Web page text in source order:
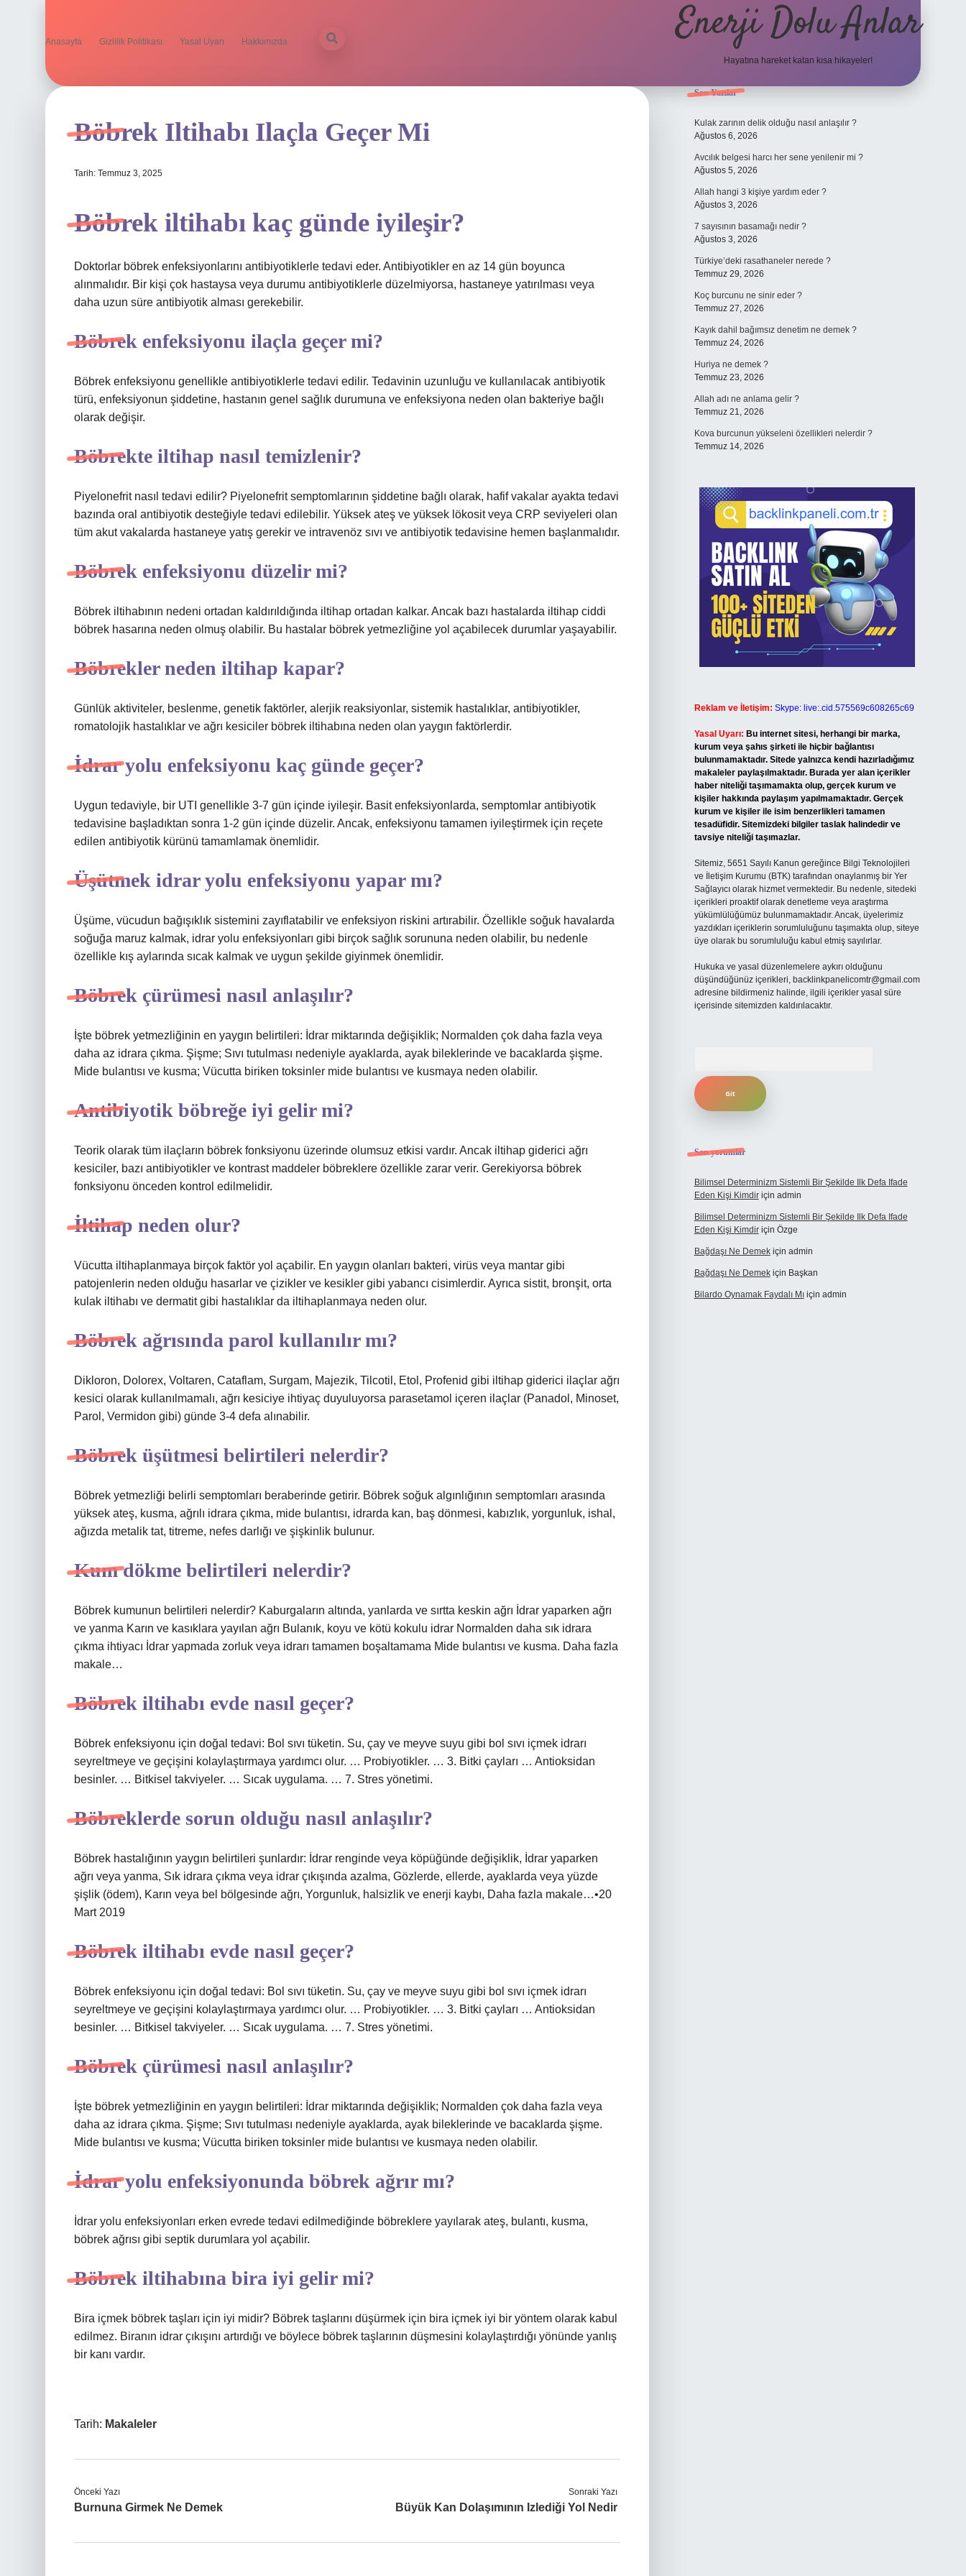
Anasayfa Gizlilik Politikası Yasal Uyarı Hakkımızda Enerji Dolu Anlar
Hayatına hareket katan kısa hikayeler!
Böbrek Iltihabı Ilaçla Geçer Mi
Tarih: Temmuz 3, 2025
Böbrek iltihabı kaç günde iyileşir?
Doktorlar böbrek enfeksiyonlarını antibiyotiklerle tedavi eder. Antibiyotikler en az 14 gün boyunca
alınmalıdır. Bir kişi çok hastaysa veya durumu antibiyotiklerle düzelmiyorsa, hastaneye yatırılması veya
daha uzun süre antibiyotik alması gerekebilir.
Böbrek enfeksiyonu ilaçla geçer mi?
Böbrek enfeksiyonu genellikle antibiyotiklerle tedavi edilir. Tedavinin uzunluğu ve kullanılacak antibiyotik
türü, enfeksiyonun şiddetine, hastanın genel sağlık durumuna ve enfeksiyona neden olan bakteriye bağlı
olarak değişir.
Böbrekte iltihap nasıl temizlenir?
Piyelonefrit nasıl tedavi edilir? Piyelonefrit semptomlarının şiddetine bağlı olarak, hafif vakalar ayakta tedavi
bazında oral antibiyotik desteğiyle tedavi edilebilir. Yüksek ateş ve yüksek lökosit veya CRP seviyeleri olan
tüm akut vakalarda hastaneye yatış gerekir ve intravenöz sıvı ve antibiyotik tedavisine hemen başlanmalıdır.
Böbrek enfeksiyonu düzelir mi?
Böbrek iltihabının nedeni ortadan kaldırıldığında iltihap ortadan kalkar. Ancak bazı hastalarda iltihap ciddi
böbrek hasarına neden olmuş olabilir. Bu hastalar böbrek yetmezliğine yol açabilecek durumlar yaşayabilir.
Böbrekler neden iltihap kapar?
Günlük aktiviteler, beslenme, genetik faktörler, alerjik reaksiyonlar, sistemik hastalıklar, antibiyotikler,
romatolojik hastalıklar ve ağrı kesiciler böbrek iltihabına neden olan yaygın faktörlerdir.
İdrar yolu enfeksiyonu kaç günde geçer?
Uygun tedaviyle, bir UTI genellikle 3-7 gün içinde iyileşir. Basit enfeksiyonlarda, semptomlar antibiyotik
tedavisine başladıktan sonra 1-2 gün içinde düzelir. Ancak, enfeksiyonu tamamen iyileştirmek için reçete
edilen antibiyotik kürünü tamamlamak önemlidir.
Üşütmek idrar yolu enfeksiyonu yapar mı?
Üşüme, vücudun bağışıklık sistemini zayıflatabilir ve enfeksiyon riskini artırabilir. Özellikle soğuk havalarda
soğuğa maruz kalmak, idrar yolu enfeksiyonları gibi birçok sağlık sorununa neden olabilir, bu nedenle
özellikle kış aylarında sıcak kalmak ve uygun şekilde giyinmek önemlidir.
Böbrek çürümesi nasıl anlaşılır?
İşte böbrek yetmezliğinin en yaygın belirtileri: İdrar miktarında değişiklik; Normalden çok daha fazla veya
daha az idrara çıkma. Şişme; Sıvı tutulması nedeniyle ayaklarda, ayak bileklerinde ve bacaklarda şişme.
Mide bulantısı ve kusma; Vücutta biriken toksinler mide bulantısı ve kusmaya neden olabilir.
Antibiyotik böbreğe iyi gelir mi?
Teorik olarak tüm ilaçların böbrek fonksiyonu üzerinde olumsuz etkisi vardır. Ancak iltihap giderici ağrı
kesiciler, bazı antibiyotikler ve kontrast maddeler böbreklere özellikle zarar verir. Gerekiyorsa böbrek
fonksiyonu önceden kontrol edilmelidir.
İltihap neden olur?
Vücutta iltihaplanmaya birçok faktör yol açabilir. En yaygın olanları bakteri, virüs veya mantar gibi
patojenlerin neden olduğu hasarlar ve çizikler ve kesikler gibi yabancı cisimlerdir. Ayrıca sistit, bronşit, orta
kulak iltihabı ve dermatit gibi hastalıklar da iltihaplanmaya neden olur.
Böbrek ağrısında parol kullanılır mı?
Dikloron, Dolorex, Voltaren, Cataflam, Surgam, Majezik, Tilcotil, Etol, Profenid gibi iltihap giderici ilaçlar ağrı
kesici olarak kullanılmamalı, ağrı kesiciye ihtiyaç duyuluyorsa parasetamol içeren ilaçlar (Panadol, Minoset,
Parol, Vermidon gibi) günde 3-4 defa alınabilir.
Böbrek üşütmesi belirtileri nelerdir?
Böbrek yetmezliği belirli semptomları beraberinde getirir. Böbrek soğuk algınlığının semptomları arasında
yüksek ateş, kusma, ağrılı idrara çıkma, mide bulantısı, idrarda kan, baş dönmesi, kabızlık, yorgunluk, ishal,
ağızda metalik tat, titreme, nefes darlığı ve şişkinlik bulunur.
Kum dökme belirtileri nelerdir?
Böbrek kumunun belirtileri nelerdir? Kaburgaların altında, yanlarda ve sırtta keskin ağrı İdrar yaparken ağrı
ve yanma Karın ve kasıklara yayılan ağrı Bulanık, koyu ve kötü kokulu idrar Normalden daha sık idrara
çıkma ihtiyacı İdrar yapmada zorluk veya idrarı tamamen boşaltamama Mide bulantısı ve kusma. Daha fazla
makale…
Böbrek iltihabı evde nasıl geçer?
Böbrek enfeksiyonu için doğal tedavi: Bol sıvı tüketin. Su, çay ve meyve suyu gibi bol sıvı içmek idrarı
seyreltmeye ve geçişini kolaylaştırmaya yardımcı olur. … Probiyotikler. … 3. Bitki çayları … Antioksidan
besinler. … Bitkisel takviyeler. … Sıcak uygulama. … 7. Stres yönetimi.
Böbreklerde sorun olduğu nasıl anlaşılır?
Böbrek hastalığının yaygın belirtileri şunlardır: İdrar renginde veya köpüğünde değişiklik, İdrar yaparken
ağrı veya yanma, Sık idrara çıkma veya idrar çıkışında azalma, Gözlerde, ellerde, ayaklarda veya yüzde
şişlik (ödem), Karın veya bel bölgesinde ağrı, Yorgunluk, halsizlik ve enerji kaybı, Daha fazla makale…•20
Mart 2019
Böbrek iltihabı evde nasıl geçer?
Böbrek enfeksiyonu için doğal tedavi: Bol sıvı tüketin. Su, çay ve meyve suyu gibi bol sıvı içmek idrarı
seyreltmeye ve geçişini kolaylaştırmaya yardımcı olur. … Probiyotikler. … 3. Bitki çayları … Antioksidan
besinler. … Bitkisel takviyeler. … Sıcak uygulama. … 7. Stres yönetimi.
Böbrek çürümesi nasıl anlaşılır?
İşte böbrek yetmezliğinin en yaygın belirtileri: İdrar miktarında değişiklik; Normalden çok daha fazla veya
daha az idrara çıkma. Şişme; Sıvı tutulması nedeniyle ayaklarda, ayak bileklerinde ve bacaklarda şişme.
Mide bulantısı ve kusma; Vücutta biriken toksinler mide bulantısı ve kusmaya neden olabilir.
İdrar yolu enfeksiyonunda böbrek ağrır mı?
İdrar yolu enfeksiyonları erken evrede tedavi edilmediğinde böbreklere yayılarak ateş, bulantı, kusma,
böbrek ağrısı gibi septik durumlara yol açabilir.
Böbrek iltihabına bira iyi gelir mi?
Bira içmek böbrek taşları için iyi midir? Böbrek taşlarını düşürmek için bira içmek iyi bir yöntem olarak kabul
edilmez. Biranın idrar çıkışını artırdığı ve böylece böbrek taşlarının düşmesini kolaylaştırdığı yönünde yanlış
bir kanı vardır.
Tarih: Makaleler
Önceki Yazı
Burnuna Girmek Ne Demek
Sonraki Yazı
Büyük Kan Dolaşımının Izlediği Yol Nedir
Sidebar
Son Yazılar
Kulak zarının delik olduğu nasıl anlaşılır ?
Ağustos 6, 2026
Avcılık belgesi harcı her sene yenilenir mi ?
Ağustos 5, 2026
Allah hangi 3 kişiye yardım eder ?
Ağustos 3, 2026
7 sayısının basamağı nedir ?
Ağustos 3, 2026
Türkiye’deki rasathaneler nerede ?
Temmuz 29, 2026
Koç burcunu ne sinir eder ?
Temmuz 27, 2026
Kayık dahil bağımsız denetim ne demek ?
Temmuz 24, 2026
Huriya ne demek ?
Temmuz 23, 2026
Allah adı ne anlama gelir ?
Temmuz 21, 2026
Kova burcunun yükseleni özellikleri nelerdir ?
Temmuz 14, 2026
Reklam ve İletişim: Skype: live:.cid.575569c608265c69
Yasal Uyarı: Bu internet sitesi, herhangi bir marka,
kurum veya şahıs şirketi ile hiçbir bağlantısı
bulunmamaktadır. Sitede yalnızca kendi hazırladığımız
makaleler paylaşılmaktadır. Burada yer alan içerikler
haber niteliği taşımamakta olup, gerçek kurum ve
kişiler hakkında paylaşım yapılmamaktadır. Gerçek
kurum ve kişiler ile isim benzerlikleri tamamen
tesadüfidir. Sitemizdeki bilgiler taslak halindedir ve
tavsiye niteliği taşımazlar.
Sitemiz, 5651 Sayılı Kanun gereğince Bilgi Teknolojileri
ve İletişim Kurumu (BTK) tarafından onaylanmış bir Yer
Sağlayıcı olarak hizmet vermektedir. Bu nedenle, sitedeki
içerikleri proaktif olarak denetleme veya araştırma
yükümlülüğümüz bulunmamaktadır. Ancak, üyelerimiz
yazdıkları içeriklerin sorumluluğunu taşımakta olup, siteye
üye olarak bu sorumluluğu kabul etmiş sayılırlar.
Hukuka ve yasal düzenlemelere aykırı olduğunu
düşündüğünüz içerikleri, backlinkpanelicomtr@gmail.com
adresine bildirmeniz halinde, ilgili içerikler yasal süre
içerisinde sitemizden kaldırılacaktır.
Son yorumlar
Bilimsel Determinizm Sistemli Bir Şekilde Ilk Defa Ifade
Eden Kişi Kimdiriçin admin
Bilimsel Determinizm Sistemli Bir Şekilde Ilk Defa Ifade
Eden Kişi Kimdiriçin Özge
Bağdaşı Ne Demekiçin admin
Bağdaşı Ne Demekiçin Başkan
Bilardo Oynamak Faydalı Mıiçin admin